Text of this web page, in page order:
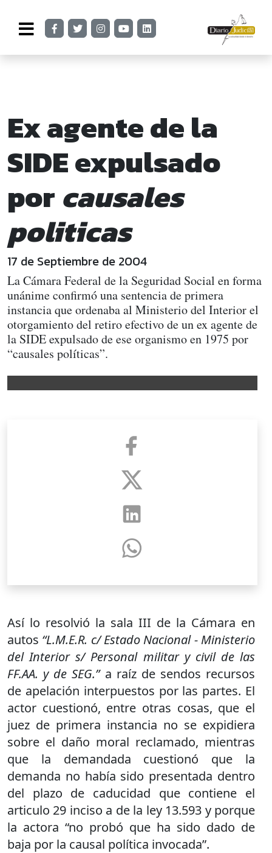
Ex agente de la
SIDE expulsado
porcausales
politicas
17 de Septiembre de 2004
La Cámara Federal de la Seguridad Social en forma
unánime confirmó una sentencia de primera
instancia que ordenaba al Ministerio del Interior el
otorgamiento del retiro efectivo de un ex agente de
la SIDE expulsado de ese organismo en 1975 por
“causales políticas”.
Así lo resolvió la sala III de la Cámara en
autos “L.M.E.R. c/ Estado Nacional - Ministerio
del Interior s/ Personal militar y civil de las
FF.AA. y de SEG.”a raíz de sendos recursos
de apelación interpuestos por las partes. El
actor cuestionó, entre otras cosas, que el
juez de primera instancia no se expidiera
sobre el daño moral reclamado, mientras
que la demandada cuestionó que la
demanda no había sido presentada dentro
del plazo de caducidad que contiene el
articulo 29 inciso a de la ley 13.593 y porque
la actora “no probó que ha sido dado de
baja por la causal política invocada”.